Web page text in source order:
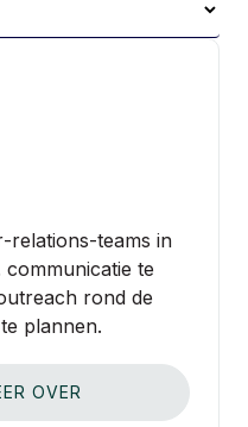
in
communicatie te
rond de
plannen.
OVER